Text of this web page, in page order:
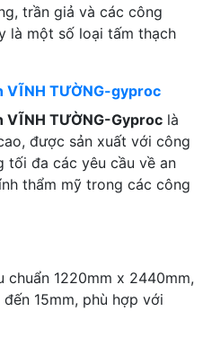
trần giả và các công
là một số loại tấm thạch
VĨNH TƯỜNG-gyproc
VĨNH TƯỜNG-Gyproc là
được sản xuất với công
tối đa các yêu cầu về an
thẩm mỹ trong các công
chuẩn 1220mm x 2440mm,
15mm, phù hợp với